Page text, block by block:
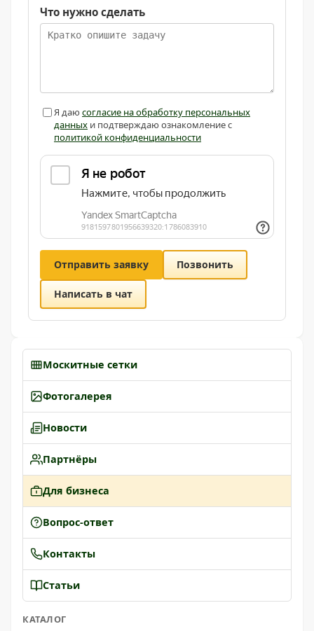
Что нужно сделать
Я даюсогласие на обработку персональных
данных и подтверждаю ознакомление с
политикой конфиденциальности
Отправить заявку Позвонить
Написать в чат
Москитные сетки
Фотогалерея
Новости
Партнёры
Для бизнеса
Вопрос-ответ
Контакты
Статьи
КАТАЛОГ